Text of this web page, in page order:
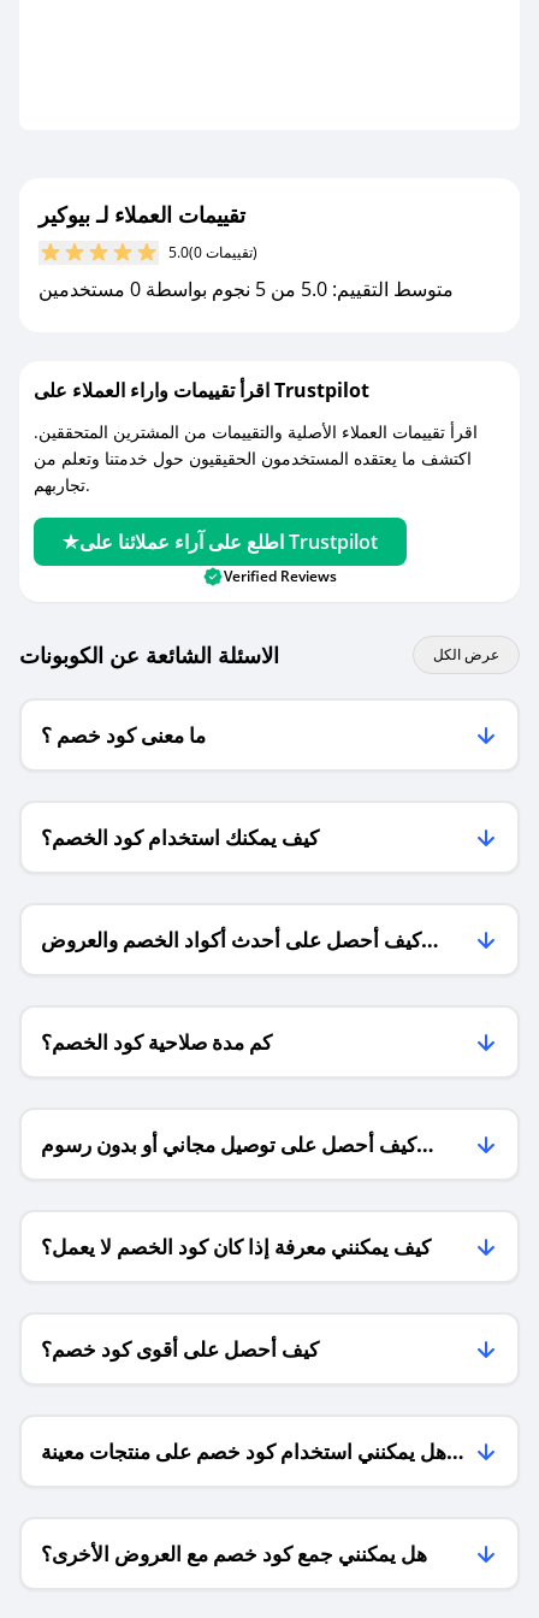
تقييمات العملاء لـ بيوكير
5.0 (0 تقييمات)
متوسط التقييم: 5.0 من 5 نجوم بواسطة 0 مستخدمين
اقرأ تقييمات واراء العملاء على Trustpilot
اقرأ تقييمات العملاء الأصلية والتقييمات من المشترين المتحققين.
اكتشف ما يعتقده المستخدمون الحقيقيون حول خدمتنا وتعلم من
تجاربهم.
اطلع على آراء عملائنا على Trustpilot
Verified Reviews
الاسئلة الشائعة عن الكوبونات عرض الكل
ما معنى كود خصم ؟
كيف يمكنك استخدام كود الخصم؟
كيف أحصل على أحدث أكواد الخصم والعروض
للمتاجر؟
كم مدة صلاحية كود الخصم؟
كيف أحصل على توصيل مجاني أو بدون رسوم
الشحن ؟
كيف يمكنني معرفة إذا كان كود الخصم لا يعمل؟
كيف أحصل على أقوى كود خصم؟
هل يمكنني استخدام كود خصم على منتجات معينة
فقط؟
هل يمكنني جمع كود خصم مع العروض الأخرى؟